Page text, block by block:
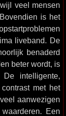
veel mensen
is het
liveband. De
benaderd
beter wordt, is
intelligente,
met het
aanwezigen
Een